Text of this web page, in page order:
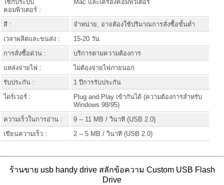
ใช้กับระบบ
คอมพิวเตอร์ :
Mac และเครื่องคอมพิวเตอร์
สี :
จำหน่าย, อาจต้องใช้ปริมาณการสั่งซื้อขั้นต่ำ
เวลาผลิตและขนส่ง :
15-20 วัน
การสั่งซื้อด่วน :
บริการตามความต้องการ
แหล่งจ่ายไฟ :
ไม่ต้องจ่ายไฟภายนอก
รับประกัน :
1 ปีการรับประกัน
ไดร์เวอร์ :
Plug and Play เข้ากันได้ (ความต้องการสำหรับ
Windows 98/95)
ความเร็วในการอ่าน :
9 -- 11 MB / วินาที (USB 2.0)
เขียนความเร็ว :
2 -- 5 MB / วินาที (USB 2.0)
ร้านขาย usb handy drive สลักข้อความ Custom USB Flash
Drive